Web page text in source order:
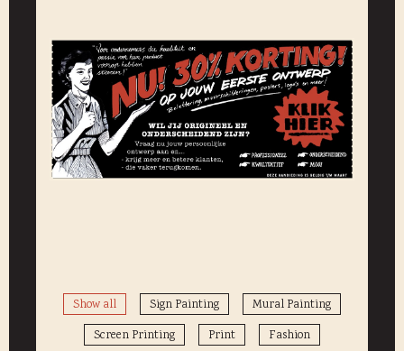
Show all Sign Painting
Mural Painting
Screen Printing
Print
Fashion